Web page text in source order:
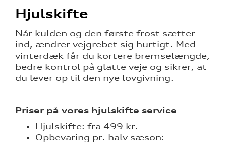
værkstedet
services
5 år?
til
Hjulskifte
Når kulden og den første frost sætter
ind, ændrer vejgrebet sig hurtigt. Med
vinterdæk får du kortere bremselængde,
bedre kontrol på glatte veje og sikrer, at
du lever op til den nye lovgivning.
Priser på vores hjulskifte service
Hjulskifte: fra 499 kr.
Opbevaring pr. halv sæson: